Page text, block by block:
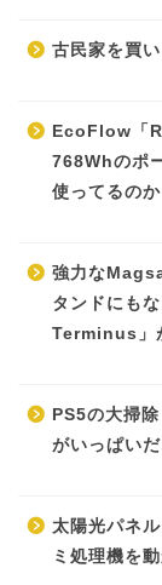
古民家を買
EcoFlow「
768Whのポ
使ってるのか
強力な
タンドにも
Terminus」
PS5の大掃
がいっぱい
太陽光パネ
ミ処理機を